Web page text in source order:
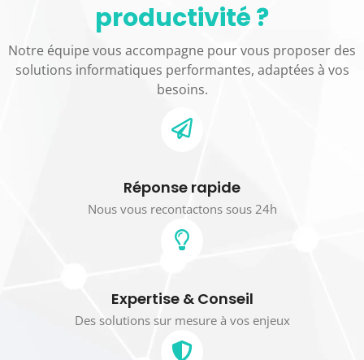
productivité ?
Notre équipe vous accompagne pour vous proposer des
solutions informatiques performantes, adaptées à vos
besoins.
Réponse rapide
Nous vous recontactons sous 24h
Expertise & Conseil
Des solutions sur mesure à vos enjeux